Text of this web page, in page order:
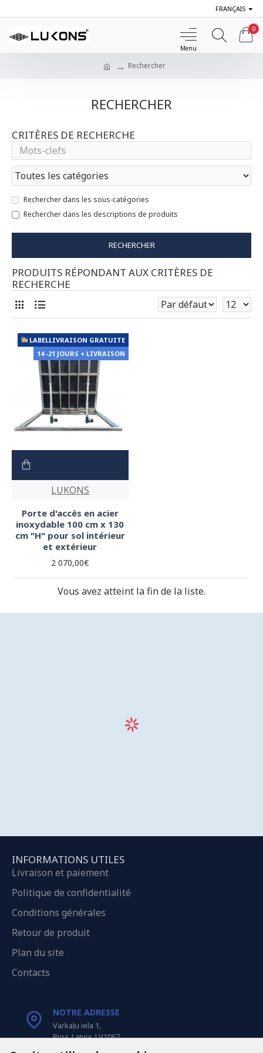
FRANÇAIS
0
Rechercher
RECHERCHER
CRITÈRES DE RECHERCHE
Rechercher dans les sous-catégories
Rechercher dans les descriptions de produits
RECHERCHER
PRODUITS RÉPONDANT AUX CRITÈRES DE
RECHERCHE
LABELLIVRAISON GRATUITE
14 -21 JOURS + LIVRAISON
LUKONS
Porte d'accès en acier
inoxydable 100 cm x 130
cm "H" pour sol intérieur
et extérieur
2 070,00€
Vous avez atteint la fin de la liste.
INFORMATIONS UTILES
Livraison et paiement
Politique de confidentialité
Conditions générales
Retour de produit
Plan du site
Contacts
NOTRE ADRESSE
Varkaļu iela 1,
Riga, Latvia, LV1067